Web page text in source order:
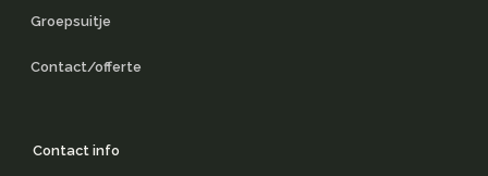
Contact info
Groepsuitje
Contact/offerte